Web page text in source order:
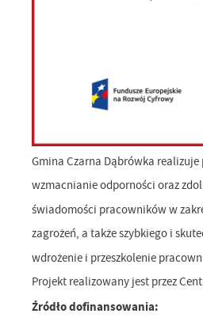
Gmina Czarna Dąbrówka
wzmacnianie odporności oraz
świadomości pracowników w
zagrożeń, a także szybkiego i
wdrożenie i przeszkolenie
Projekt realizowany jest przez
Źródło dofinansowania: